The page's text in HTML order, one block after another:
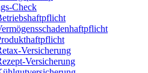
Check
Versicherung
Versicherung